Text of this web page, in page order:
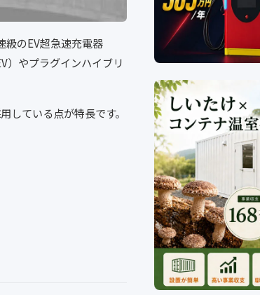
級のEV超急速充電器
）やプラグインハイブリ
ている点が特長です。